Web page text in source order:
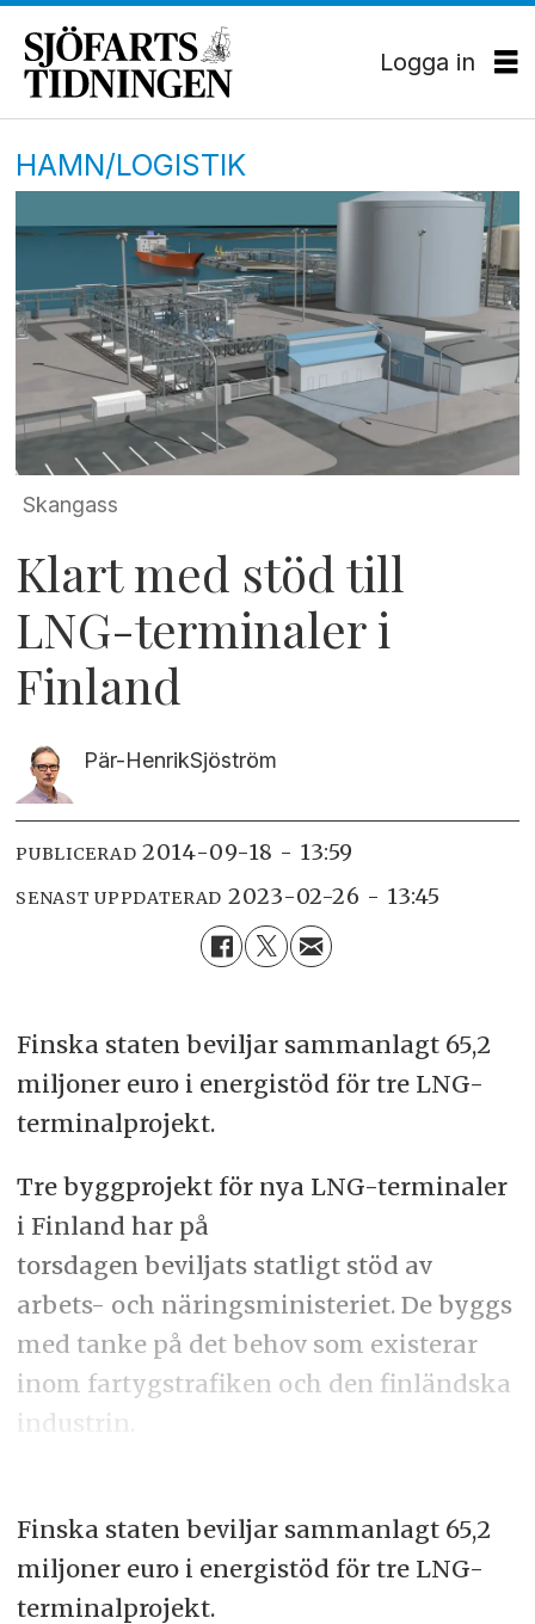
Logga in
HAMN/LOGISTIK
Skangass
Klart med stöd till
LNG-terminaler i
Finland
Pär-HenrikSjöström
PUBLICERAD 2014-09-18 - 13:59
SENAST UPPDATERAD 2023-02-26 - 13:45
Finska staten beviljar sammanlagt 65,2
miljoner euro i energistöd för tre LNG-
terminalprojekt.
Tre byggprojekt för nya LNG-terminaler
i Finland har på
torsdagen beviljats statligt stöd av
arbets- och näringsministeriet. De byggs
med tanke på det behov som existerar
inom fartygstrafiken och den finländska
industrin.
Finska staten beviljar sammanlagt 65,2
miljoner euro i energistöd för tre LNG-
terminalprojekt.